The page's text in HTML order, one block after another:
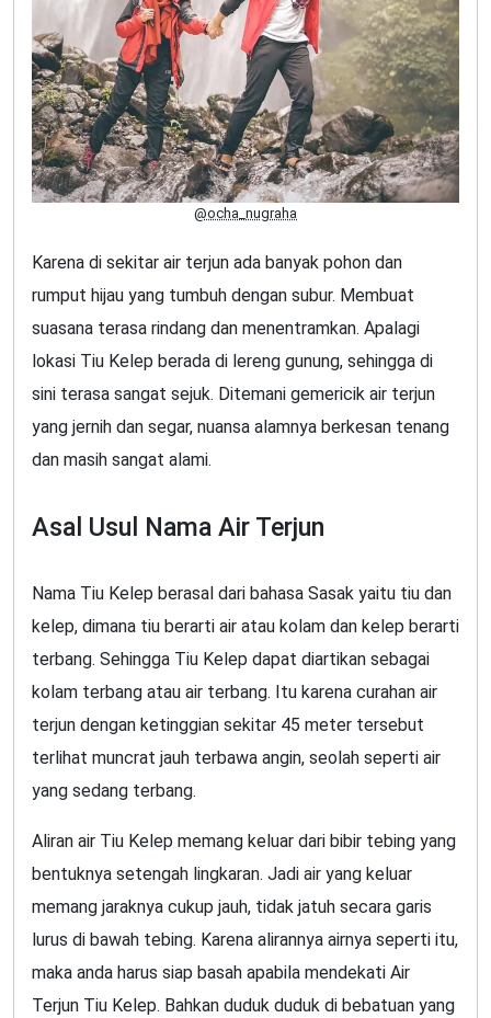
@ocha_nugraha
Karena di sekitar air terjun ada banyak pohon dan
rumput hijau yang tumbuh dengan subur. Membuat
suasana terasa rindang dan menentramkan. Apalagi
lokasi Tiu Kelep berada di lereng gunung, sehingga di
sini terasa sangat sejuk. Ditemani gemericik air terjun
yang jernih dan segar, nuansa alamnya berkesan tenang
dan masih sangat alami.
Asal Usul Nama Air Terjun
Nama Tiu Kelep berasal dari bahasa Sasak yaitu tiu dan
kelep, dimana tiu berarti air atau kolam dan kelep berarti
terbang. Sehingga Tiu Kelep dapat diartikan sebagai
kolam terbang atau air terbang. Itu karena curahan air
terjun dengan ketinggian sekitar 45 meter tersebut
terlihat muncrat jauh terbawa angin, seolah seperti air
yang sedang terbang.
Aliran air Tiu Kelep memang keluar dari bibir tebing yang
bentuknya setengah lingkaran. Jadi air yang keluar
memang jaraknya cukup jauh, tidak jatuh secara garis
lurus di bawah tebing. Karena alirannya airnya seperti itu,
maka anda harus siap basah apabila mendekati Air
Terjun Tiu Kelep. Bahkan duduk duduk di bebatuan yang